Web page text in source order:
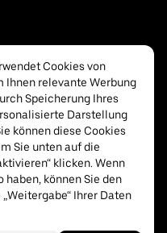
Cookies von
Ihnen relevante Werbung
Speicherung Ihres
Darstellung
können diese Cookies
Sie unten auf die
klicken. Wenn
haben, können Sie den
„Weitergabe“ Ihrer Daten